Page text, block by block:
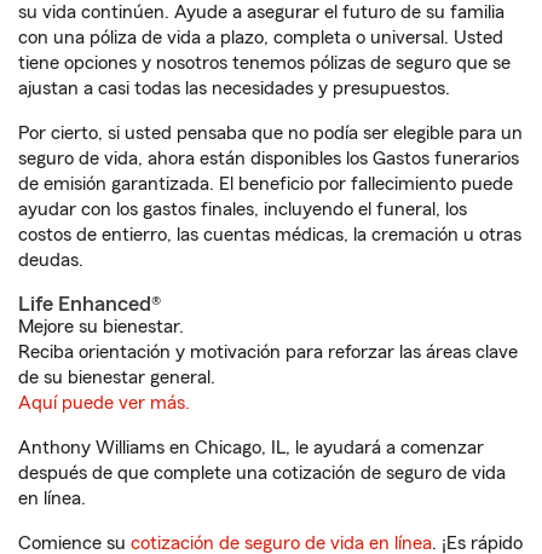
su vida continúen. Ayude a asegurar el futuro de su familia
con una póliza de vida a plazo, completa o universal. Usted
tiene opciones y nosotros tenemos pólizas de seguro que se
ajustan a casi todas las necesidades y presupuestos.
Por cierto, si usted pensaba que no podía ser elegible para un
seguro de vida, ahora están disponibles los Gastos funerarios
de emisión garantizada. El beneficio por fallecimiento puede
ayudar con los gastos finales, incluyendo el funeral, los
costos de entierro, las cuentas médicas, la cremación u otras
deudas.
Life Enhanced®
Mejore su bienestar.
Reciba orientación y motivación para reforzar las áreas clave
de su bienestar general.
Aquí puede ver más.
Anthony Williams en Chicago, IL, le ayudará a comenzar
después de que complete una cotización de seguro de vida
en línea.
Comience su cotización de seguro de vida en línea. ¡Es rápido